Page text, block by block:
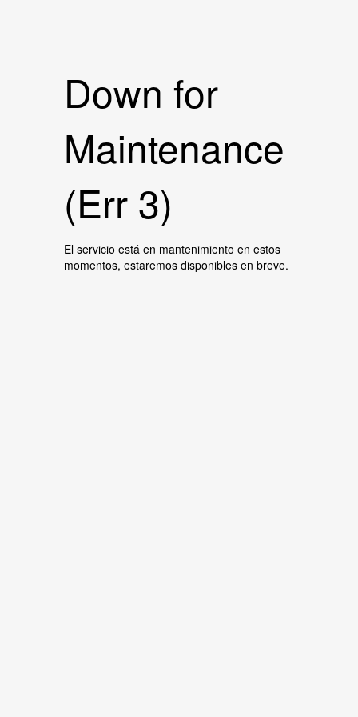
Down for
Maintenance
(Err 3)
El servicio está en mantenimiento en estos
momentos, estaremos disponibles en breve.